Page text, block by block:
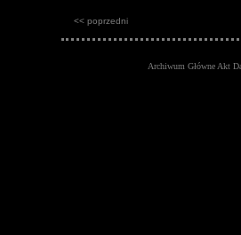
<< poprzedni
Archiwum Główne Akt